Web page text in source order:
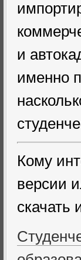
и
именно
Кому
версии
скачать